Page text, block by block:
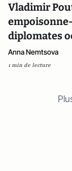
Vladimir
diplomates
Anna Nemtsova
1 min de lecture